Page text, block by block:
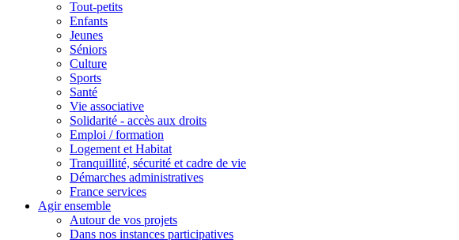
Tout-petits
Enfants
Jeunes
Séniors
Culture
Sports
Santé
Vie associative
Solidarité - accès aux droits
Emploi / formation
Logement et Habitat
Tranquillité, sécurité et cadre de vie
Démarches administratives
France services
Agir ensemble
Autour de vos projets
Dans nos instances participatives